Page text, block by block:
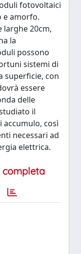
fotovoltaici
e amorfo.
larghe 20cm,
la
possono
sistemi di
superficie, con
essere
delle
il
così
necessari ad
elettrica.
completa